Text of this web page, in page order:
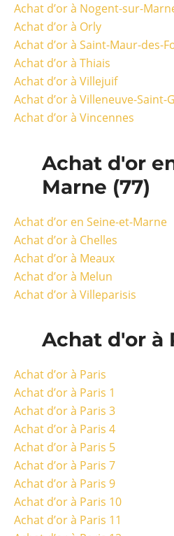
Achat d’or à Nogent-sur-
Achat d’or à Orly
Achat d’or à Saint-Maur-des-
Achat d’or à Thiais
Achat d’or à Villejuif
Achat d’or à Villeneuve-Saint-
Achat d’or à Vincennes
Achat d'or
Marne (77)
Achat d’or en Seine-et-Marne
Achat d’or à Chelles
Achat d’or à Meaux
Achat d’or à Melun
Achat d’or à Villeparisis
Achat d'or à
Achat d’or à Paris
Achat d’or à Paris 1
Achat d’or à Paris 3
Achat d’or à Paris 4
Achat d’or à Paris 5
Achat d’or à Paris 7
Achat d’or à Paris 9
Achat d’or à Paris 10
Achat d’or à Paris 11